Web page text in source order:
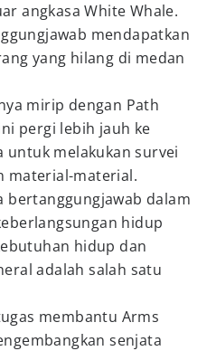
angkasa White Whale.
mendapatkan
yang hilang di medan
mirip dengan Path
pergi lebih jauh ke
untuk melakukan survei
material-material.
bertanggungjawab dalam
hidup
hidup dan
adalah salah satu
membantu Arms
senjata